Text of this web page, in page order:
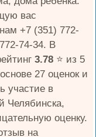
вас
+7 (351) 772-
74-34. В
3.78 ⭐️ из 5
27 оценок и
участие в
Челябинска,
оценку.
на